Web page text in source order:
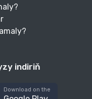
indiriň
Download on the